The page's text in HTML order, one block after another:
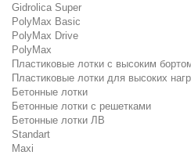
Gidrolica Super
PolyMax Basic
PolyMax Drive
PolyMax
Пластиковые лотки с высоким
Пластиковые лотки для высоких
Бетонные лотки
Бетонные лотки с решетками
Бетонные лотки ЛВ
Standart
Maxi